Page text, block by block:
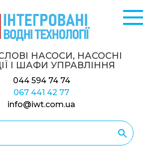
НАСОСИ, НАСОСНІ
І ШАФИ УПРАВЛІННЯ
044 594 74 74
067 441 42 77
info@iwt.com.ua